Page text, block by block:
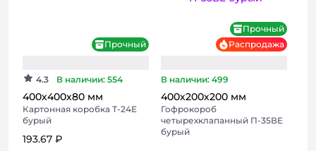
Консультация
Прочный
4.3 В наличии: 554
400х400х80 мм
Картонная коробка Т-24Е
бурый
193.67 ₽
Прочный
Распродажа
В наличии: 499
400х200х200 мм
Гофрокороб
четырехклапанный П-35ВE
бурый